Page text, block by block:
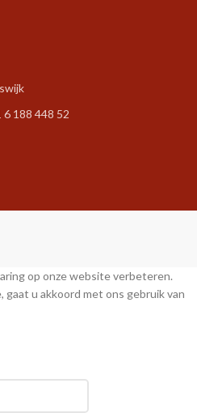
188 448 52
op onze website verbeteren.
u akkoord met ons gebruik van